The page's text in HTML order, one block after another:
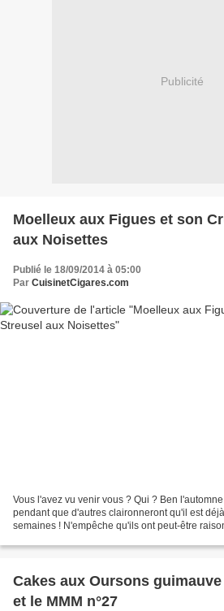
Publicité
Moelleux aux Figues et son
aux Noisettes
Publié le 18/09/2014 à 05:00
Par CuisinetCigares.com
Vous l'avez vu venir vous ? Qui ? Ben
pendant que d'autres claironneront qu'il est
semaines ! N'empêche qu'ils ont peut-être
Cakes aux Oursons
et le MMM n°27